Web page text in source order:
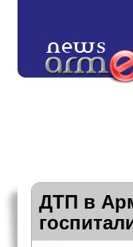
ДТП в